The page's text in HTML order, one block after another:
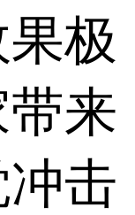
极
来
击